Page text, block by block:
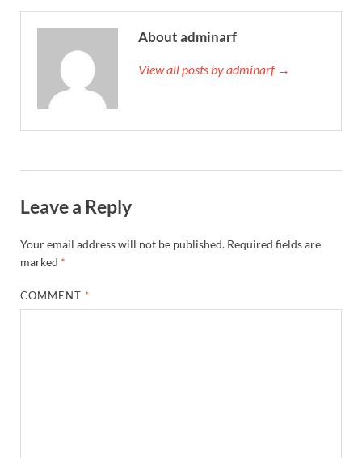
About adminarf
View all posts by adminarf →
Leave a Reply
Your email address will not be published. Required fields are
marked *
COMMENT *